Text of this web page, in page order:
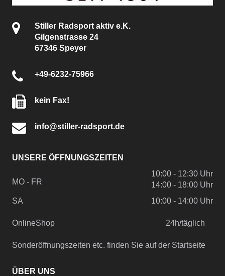
Stiller Radsport aktiv e.K.
Gilgenstrasse 24
67346 Speyer
+49-6232-75966
kein Fax!
info@stiller-radsport.de
UNSERE ÖFFNUNGSZEITEN
MO - FR
10:00 - 12:30 Uhr
14:00 - 18:00 Uhr
SA
10:00 - 14:00 Uhr
OnlineShop 24h/täglich
Sonderöffnungszeiten etc. finden Sie auf der Startseite
ÜBER UNS